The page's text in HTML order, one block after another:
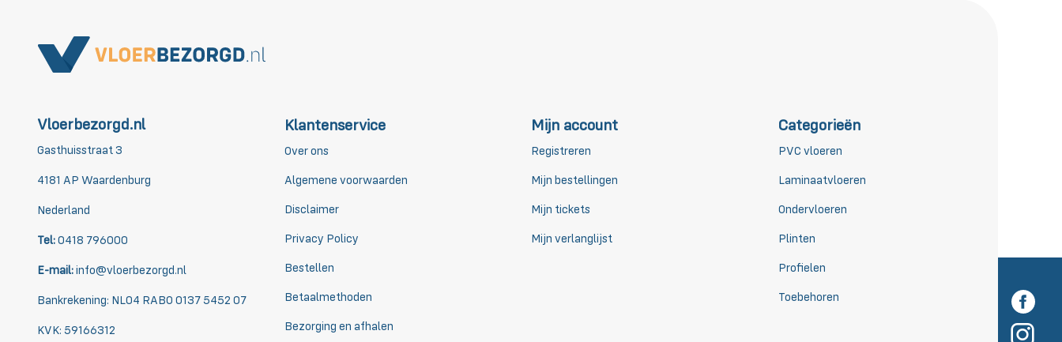
Vloerbezorgd.nl
Gasthuisstraat 3
4181 AP Waardenburg
Nederland
Tel: 0418 796000
E-mail: info@vloerbezorgd.nl
Bankrekening: NL04 RABO 0137 5452 07
KVK: 59166312
Klantenservice
Over ons
Algemene voorwaarden
Disclaimer
Privacy Policy
Bestellen
Betaalmethoden
Bezorging en afhalen
Mijn account
Registreren
Mijn bestellingen
Mijn tickets
Mijn verlanglijst
Categorieën
PVC vloeren
Laminaatvloeren
Ondervloeren
Plinten
Profielen
Toebehoren